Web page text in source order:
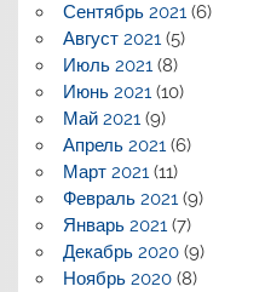
Сентябрь 2021(6)
Август 2021(5)
Июль 2021(8)
Июнь 2021(10)
Май 2021(9)
Апрель 2021(6)
Март 2021(11)
Февраль 2021(9)
Январь 2021(7)
Декабрь 2020(9)
Ноябрь 2020(8)